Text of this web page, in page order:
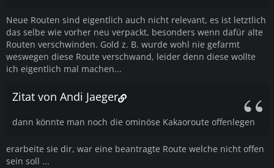
Neue Routen sind eigentlich auch nicht relevant, es ist letztlich
das selbe wie vorher neu verpackt, besonders wenn dafür alte
Routen verschwinden. Gold z. B. wurde wohl nie gefarmt
weswegen diese Route verschwand, leider denn diese wollte
ich eigentlich mal machen...
Zitat von Andi Jaeger
dann könnte man noch die ominöse Kakaoroute offenlegen
erarbeite sie dir, war eine beantragte Route welche nicht offen
sein soll ...